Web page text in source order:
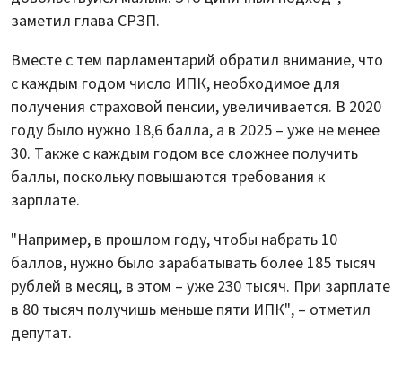
заметил глава СРЗП.
Вместе с тем парламентарий обратил внимание, что
с каждым годом число ИПК, необходимое для
получения страховой пенсии, увеличивается. В 2020
году было нужно 18,6 балла, а в 2025 – уже не менее
30. Также с каждым годом все сложнее получить
баллы, поскольку повышаются требования к
зарплате.
"Например, в прошлом году, чтобы набрать 10
баллов, нужно было зарабатывать более 185 тысяч
рублей в месяц, в этом – уже 230 тысяч. При зарплате
в 80 тысяч получишь меньше пяти ИПК", – отметил
депутат.